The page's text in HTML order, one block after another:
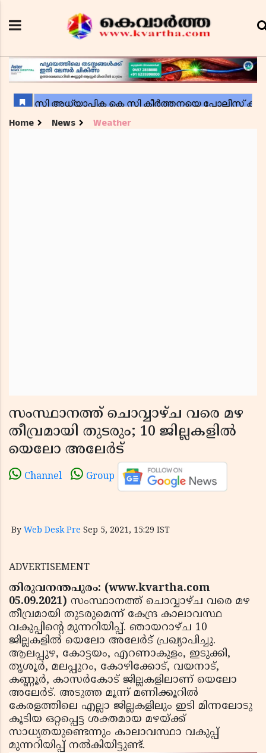
Home News Weather
സംസ്ഥാനത്ത് ചൊവ്വാഴ്ച വരെ മഴ
തീവ്രമായി തുടരും; 10 ജില്ലകളില്‍
യെലോ അലേര്‍ട്
Channel Group
By Web Desk Pre Sep 5, 2021, 15:29 IST
ADVERTISEMENT
തിരുവനന്തപുരം: (www.kvartha.com
05.09.2021) സംസ്ഥാനത്ത് ചൊവ്വാഴ്ച വരെ മഴ
തീവ്രമായി തുടരുമെന്ന് കേന്ദ്ര കാലാവസ്ഥ
വകുപ്പിന്റെ മുന്നറിയിപ്പ്. ഞായറാഴ്ച 10
ജില്ലകളില്‍ യെലോ അലേര്‍ട് പ്രഖ്യാപിച്ചു.
ആലപ്പുഴ, കോട്ടയം, എറണാകുളം, ഇടുക്കി,
തൃശൂര്‍, മലപ്പുറം, കോഴിക്കോട്, വയനാട്,
കണ്ണൂര്‍, കാസര്‍കോട് ജില്ലകളിലാണ് യെലോ
അലേര്‍ട്. അടുത്ത മൂന്ന് മണിക്കൂറില്‍
കേരളത്തിലെ എല്ലാ ജില്ലകളിലും ഇടി മിന്നലോടു
കൂടിയ ഒറ്റപ്പെട്ട ശക്തമായ മഴയ്ക്ക്
സാധ്യതയുണ്ടെന്നും കാലാവസ്ഥാ വകുപ്പ്
മുന്നറിയിപ്പ് നല്‍കിയിട്ടുണ്ട്.